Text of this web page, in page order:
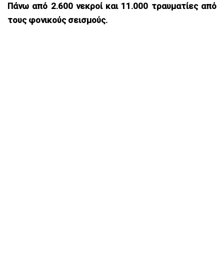
Πάνω από 2.600 νεκροί και 11.000 τραυματίες από
τους φονικούς σεισμούς.